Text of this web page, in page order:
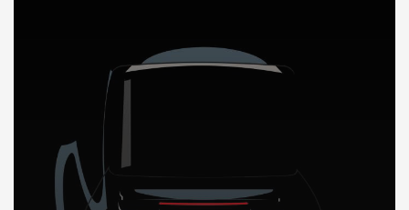
DÉCOUVREZ NOTRE IMPORTATION AUTO au Pakistan